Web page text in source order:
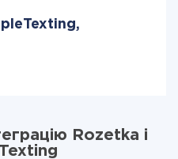
Rozetka і